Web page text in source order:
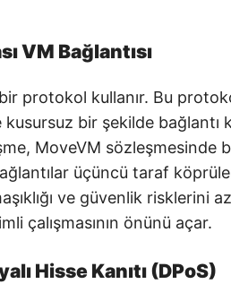
VM Bağlantısı
protokol kullanır. Bu
bir şekilde bağlantı
MoveVM
üçüncü taraf
ve güvenlik risklerini
çalışmasının önünü açar.
Hisse Kanıtı (DPoS)